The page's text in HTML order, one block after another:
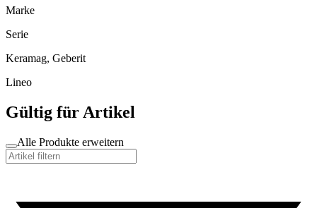
Marke
Serie
Keramag, Geberit
Lineo
Gültig für Artikel
Alle Produkte erweitern